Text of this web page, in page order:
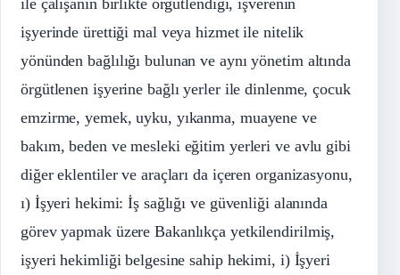
işyerinde ürettiği mal veya hizmet ile nitelik
yönünden bağlılığı bulunan ve aynı yönetim altında
örgütlenen işyerine bağlı yerler ile dinlenme, çocuk
emzirme, yemek, uyku, yıkanma, muayene ve
bakım, beden ve mesleki eğitim yerleri ve avlu gibi
diğer eklentiler ve araçları da içeren organizasyonu,
ı) İşyeri hekimi: İş sağlığı ve güvenliği alanında
görev yapmak üzere Bakanlıkça yetkilendirilmiş,
işyeri hekimliği belgesine sahip hekimi, i) İşyeri